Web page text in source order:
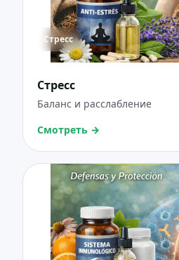
Стресс
Стресс
Баланс и расслабление
Смотреть →